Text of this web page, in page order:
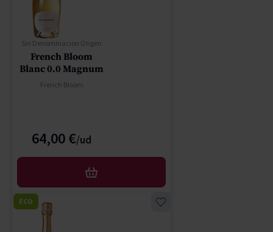
Sin Denominacion Origen
French Bloom
Blanc 0.0 Magnum
French Bloom
64,00 €
AFEGIR
ECO